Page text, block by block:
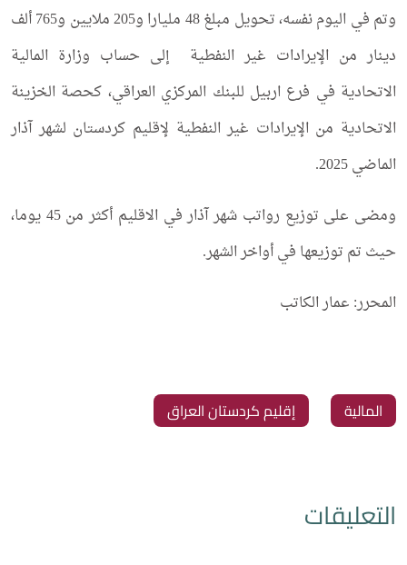
وتم في اليوم نفسه، تحويل مبلغ 48 مليارا و205 ملايين و765 ألف
دينار من الإيرادات غير النفطية إلى حساب وزارة المالية
الاتحادية في فرع اربيل للبنك المركزي العراقي، كحصة الخزينة
الاتحادية من الإيرادات غير النفطية لإقليم كردستان لشهر آذار
الماضي 2025.
ومضى على توزيع رواتب شهر آذار في الاقليم أكثر من 45 يوما،
حيث تم توزيعها في أواخر الشهر.
المحرر: عمار الكاتب
المالية إقليم كردستان العراق
التعليقات